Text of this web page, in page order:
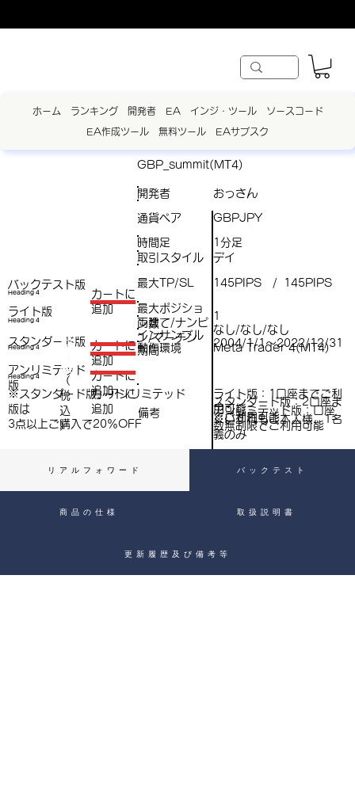
ホーム ランキング 開発者 EA インジ・ツール ソースコード
EA作成ツール 無料ツール EAサブスク
バックテスト版
スタンダード版
アンリミテッド
版
GBP_summit(MT4)
開発者 おっさん
最大ポジショ
ン数
1
Heading 4
​カートに
追加
税
込
）
Heading 4
​カートに
追加
Heading 4
税
込
）
​カートに
追加
Heading 4
（
税
込
）
​カートに
追加
ライト版
GBPJPY
通貨ペア
取引スタイル デイ
最大TP/SL 145PIPS / 145PIPS
両建て/ナンピ
ン/マーチン
なし/なし/なし
インサンプル
期間
2004/1/1～2022/12/31
動作環境 Meta Trader 4(MT4)
時間足 1分足
備考
ライト版：1口座までご利
用可能
スタンダード版：2口座ま
でご利用可能
アンリミテッド版：口座
数無制限でご利用可能
※いずれもご本人様、1名
義のみ
※スタンダード版、アンリミテッド
版は
3点以上ご購入で​20％OFF
リアルフォワード バックテスト
商品の仕様 取扱説明書
更新履歴及び備考等